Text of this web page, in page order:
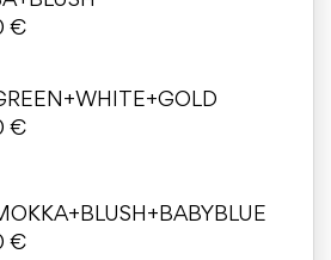
€
€
€